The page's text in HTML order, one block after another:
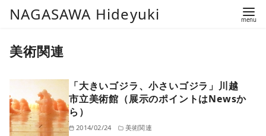
NAGASAWA Hideyuki
美術関連
「大きいゴジラ、小さいゴジラ」川越
市立美術館（展示のポイントはNewsか
ら）
2014/02/24 美術関連